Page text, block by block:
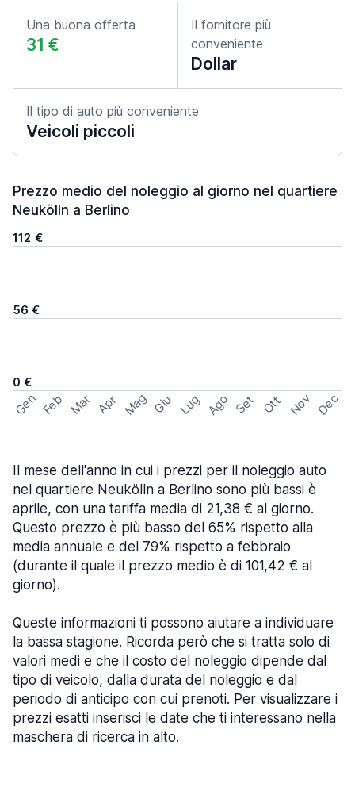
Una buona offerta
31 €
Il fornitore più
conveniente
Dollar
Il tipo di auto più conveniente
Veicoli piccoli
Prezzo medio del noleggio al giorno nel quartiere
Neukölln a Berlino
112 €
56 €
0 €
Gen Feb Mar Apr Mag Giu Lug Ago Set Ott Nov Dec
Il mese dell'anno in cui i prezzi per il noleggio auto
nel quartiere Neukölln a Berlino sono più bassi è
aprile, con una tariffa media di 21,38 € al giorno.
Questo prezzo è più basso del 65% rispetto alla
media annuale e del 79% rispetto a febbraio
(durante il quale il prezzo medio è di 101,42 € al
giorno).
Queste informazioni ti possono aiutare a individuare
la bassa stagione. Ricorda però che si tratta solo di
valori medi e che il costo del noleggio dipende dal
tipo di veicolo, dalla durata del noleggio e dal
periodo di anticipo con cui prenoti. Per visualizzare i
prezzi esatti inserisci le date che ti interessano nella
maschera di ricerca in alto.